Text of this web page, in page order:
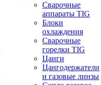
Сварочные
аппараты TIG
Блоки
охлаждения
Сварочные
горелки TIG
Цанги
Цангодержатели
и газовые линзы